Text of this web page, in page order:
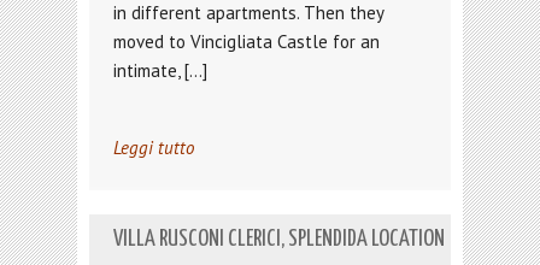
in different apartments. Then they
moved to Vincigliata Castle for an
intimate, […]
Leggi tutto
VILLA RUSCONI CLERICI, SPLENDIDA LOCATION